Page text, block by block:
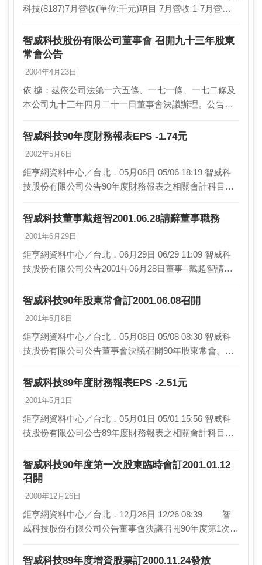
科技(8187)7月營收(單位:千元)項目 7月營收 1-7月營收
智威科技股份有限公司董事會 召開九十三年股東
常會公告
2004年4月23日
依 據：茲依公司法第一六五條、一七一條、一七二條及
本公司九十三年四月二十一日董事會決議辦理。公告事
﹝星期五﹞上午九時三十分。二、開會地點：台北縣…
智威科技90年度財務報表EPS -1.74元
2002年5月6日
鉅亨網資料中心／台北．05月06日 05/06 18:19 智威科
技股份有限公司公告90年度財務報表之相關會計科目資
智威科技董事戴超智2001.06.28請辭董事職務
2001年6月29日
鉅亨網資料中心／台北．06月29日 06/29 11:09 智威科
技股份有限公司公告2001年06月28日董事--戴超智請辭
智威科技90年股東常會訂2001.06.08召開
2001年5月8日
鉅亨網資料中心／台北．05月08日 05/08 08:30 智威科
技股份有限公司公告董事會決議召開90年股東常會。相
智威科技89年度財務報表EPS -2.51元
2001年5月1日
鉅亨網資料中心／台北．05月01日 05/01 15:56 智威科
技股份有限公司公告89年度財務報表之相關會計科目資
智威科技90年度第一次股東臨時會訂2001.01.12
召開
2000年12月26日
鉅亨網資料中心／台北．12月26日 12/26 08:39 智
威科技股份有限公司公告董事會決議召開90年度第1次股
(星期五)…
智威科技89年度增資股票訂2000.11.24發放